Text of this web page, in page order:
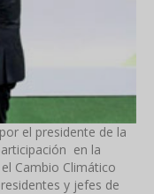
el presidente de la
en la
Cambio Climático
y jefes de